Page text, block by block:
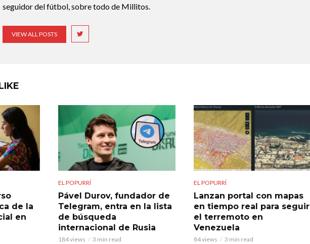
seguidor del fútbol, sobre todo de Millitos.
VIEW ALL POSTS
de la
en
EL POPURRÍ
Pável Durov, fundador de
Telegram, entra en la lista
de búsqueda
internacional de Rusia
184 views 3 min read
EL POPURRÍ
Lanzan portal con mapas
en tiempo real para seguir
el terremoto en
Venezuela
84 views 3 min read